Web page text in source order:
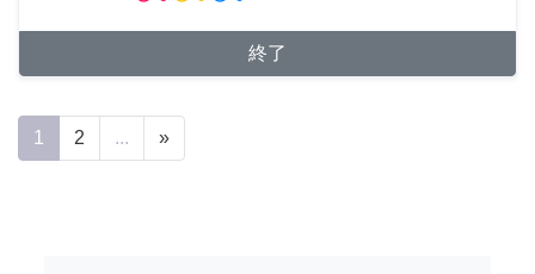
終了
1 2 ... »